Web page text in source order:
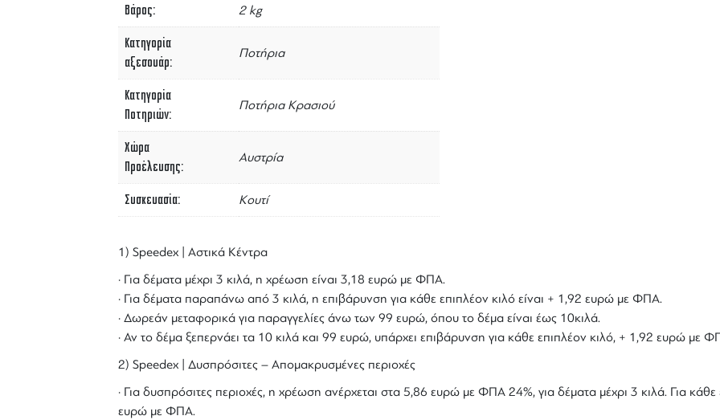
Βάρος 2 kg
Κατηγορία
αξεσουάρ
Ποτήρια
Κατηγορία
Ποτηριών
Ποτήρια Κρασιού
Χώρα
Προέλευσης
Αυστρία
Συσκευασία Κουτί
1) Speedex | Αστικά Κέντρα
· Για δέματα μέχρι 3 κιλά, η χρέωση είναι 3,18 ευρώ με ΦΠΑ.
· Για δέματα παραπάνω από 3 κιλά, η επιβάρυνση για κάθε επιπλέον κιλό είναι + 1,92 ευρώ με ΦΠΑ.
· Δωρεάν μεταφορικά για παραγγελίες άνω των 99 ευρώ, όπου το δέμα είναι έως 10κιλά.
· Αν το δέμα ξεπερνάει τα 10 κιλά και 99 ευρώ, υπάρχει επιβάρυνση για κάθε επιπλέον κιλό, + 1,92 ευρώ με
2) Speedex | Δυσπρόσιτες – Απομακρυσμένες περιοχές
· Για δυσπρόσιτες περιοχές, η χρέωση ανέρχεται στα 5,86 ευρώ με ΦΠΑ 24%, για δέματα μέχρι 3 κιλά. Για
ευρώ με ΦΠΑ.